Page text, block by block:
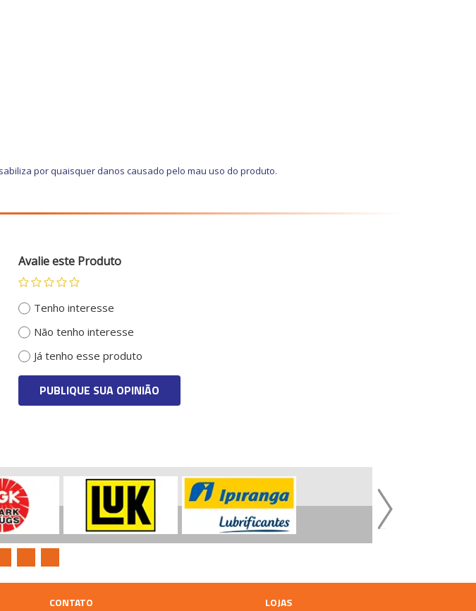
por quaisquer danos causado pelo mau uso do produto.
Avalie este Produto
Tenho interesse
Não tenho interesse
Já tenho esse produto
PUBLIQUE SUA OPINIÃO
CONTATO
LOJAS